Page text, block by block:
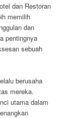
dan Restoran
memilih
dan
pentingnya
sebuah
berusaha
mereka.
utama dalam